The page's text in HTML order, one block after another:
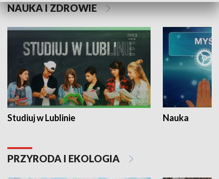
NAUKA I ZDROWIE
Studiuj w Lublinie Nauka
PRZYRODA I EKOLOGIA